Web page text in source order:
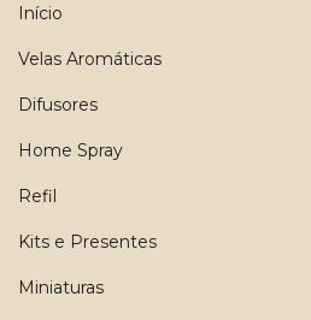
Início
Velas Aromáticas
Difusores
Home Spray
Refil
Kits e Presentes
Miniaturas